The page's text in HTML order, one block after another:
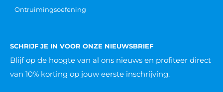
Ontruimingsoefening
SCHRIJF JE IN VOOR ONZE NIEUWSBRIEF
Blijf op de hoogte van al ons nieuws en profiteer direct
van 10% korting op jouw eerste inschrijving.